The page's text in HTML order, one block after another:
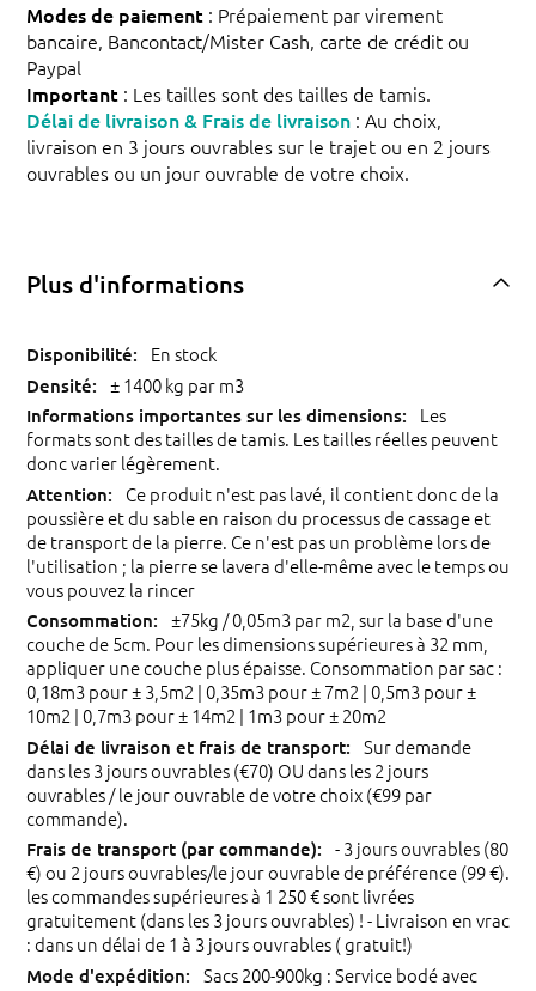
Modes de paiement : Prépaiement par virement
bancaire, Bancontact/Mister Cash, carte de crédit ou
Paypal
Important : Les tailles sont des tailles de tamis.
Délai de livraison & Frais de livraison : Au choix,
livraison en 3 jours ouvrables sur le trajet ou en 2 jours
ouvrables ou un jour ouvrable de votre choix.
Plus d'informations
En stock
± 1400 kg par m3
Les
formats sont des tailles de tamis. Les tailles réelles peuvent
donc varier légèrement.
Ce produit n'est pas lavé, il contient donc de la
poussière et du sable en raison du processus de cassage et
de transport de la pierre. Ce n'est pas un problème lors de
l'utilisation ; la pierre se lavera d'elle-même avec le temps ou
vous pouvez la rincer
±75kg / 0,05m3 par m2, sur la base d'une
couche de 5cm. Pour les dimensions supérieures à 32 mm,
appliquer une couche plus épaisse. Consommation par sac :
0,18m3 pour ± 3,5m2 | 0,35m3 pour ± 7m2 | 0,5m3 pour ±
10m2 | 0,7m3 pour ± 14m2 | 1m3 pour ± 20m2
Sur demande
dans les 3 jours ouvrables (€70) OU dans les 2 jours
ouvrables / le jour ouvrable de votre choix (€99 par
commande).
- 3 jours ouvrables (80
€) ou 2 jours ouvrables/le jour ouvrable de préférence (99 €).
les commandes supérieures à 1 250 € sont livrées
gratuitement (dans les 3 jours ouvrables) ! - Livraison en vrac
: dans un délai de 1 à 3 jours ouvrables ( gratuit!)
Sacs 200-900kg : Service bodé avec